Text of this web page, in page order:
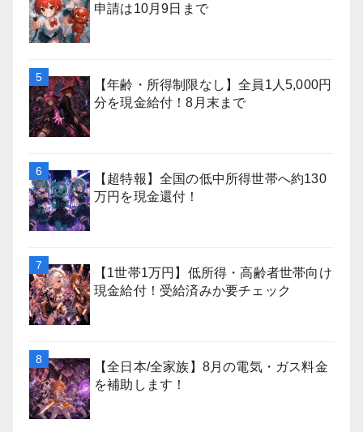
申請は10月9日まで
【年齢・所得制限なし】全員1人5,000円
分を現金給付！8月末まで
【超特報】全国の低中所得世帯へ約130
万円を現金還付！
【1世帯1万円】低所得・高齢者世帯向け
現金給付！受給済みか要チェック
【全日本/全家族】8月の電気・ガス料金
を補助します！